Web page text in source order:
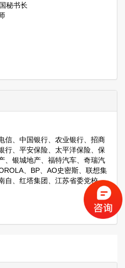
秘书长
信、中国银行、农业银行、招商
行、平安保险、太平洋保险、保
、银城地产、福特汽车、奇瑞汽
、BP、AO史密斯、联想集
自、红塔集团、江苏省委党校、